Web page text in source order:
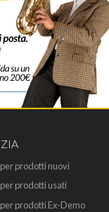
prodotti nuovi
prodotti usati
prodotti Ex-Demo